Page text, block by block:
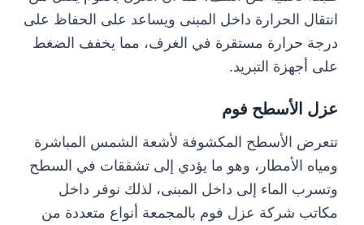
انتقال الحرارة داخل المبنى ويساعد على الحفاظ على
درجة حرارة مستقرة في الغرف، مما يخفف الضغط
على أجهزة التبريد.
عزل الأسطح فوم
تتعرض الأسطح المكشوفة لأشعة الشمس المباشرة
ومياه الأمطار، وهو ما يؤدي إلى تشققات في السطح
وتسرب الماء إلى داخل المبنى، لذلك نوفر داخل
مكاتب شركة عزل فوم بالمجمعة أنواع متعددة من